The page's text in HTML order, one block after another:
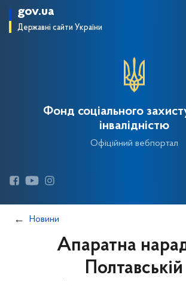
gov.ua
Державні сайти України
Фонд соціального
інвалідністю
Офіційний вебпортал
Новини
Апаратна
Полтавській